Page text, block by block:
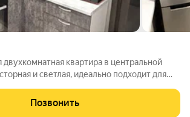
квартира в центральной
и светлая, идеально подходит для
Окна выходят во двор, обеспечивая
Во
Позвонить